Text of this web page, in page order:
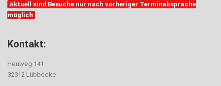
Aktuell sind Besuche nur nach vorheriger Terminabsprache
möglich
Kontakt:
Heuweg 141
32312 Lübbecke